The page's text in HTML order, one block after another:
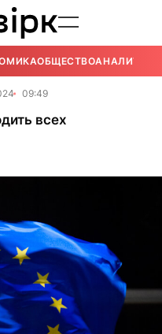
ОБЩЕСТВОАНАЛИТИКА
09:49
всех